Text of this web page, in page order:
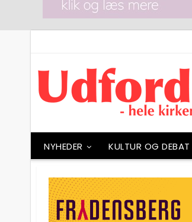
NYHEDER KULTUR OG DEBAT